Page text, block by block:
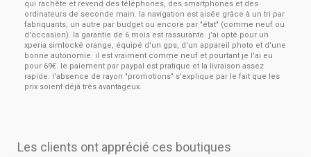
qui rachète et revend des téléphones, des smartphones et des
ordinateurs de seconde main. la navigation est aisée grâce à un tri par
fabriquants, un autre par budget ou encore par "état" (comme neuf ou
d'occasion). la garantie de 6 mois est rassurante. j'ai opté pour un
xperia simlocké orange, équipé d'un gps, d'un appareil photo et d'une
bonne autonomie. il est vraiment comme neuf et pourtant je l'ai eu
pour 69€. le paiement par paypal est pratique et la livraison assez
rapide. l'absence de rayon "promotions" s'explique par le fait que les
prix soient déjà très avantageux.
Les clients ont apprécié ces boutiques